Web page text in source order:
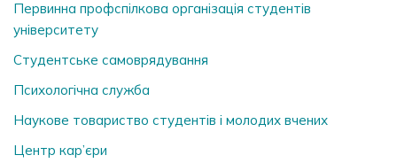
Первинна профспілкова організація студентів
університету
Студентське самоврядування
Психологічна служба
Наукове товариство студентів і молодих вчених
Центр кар’єри